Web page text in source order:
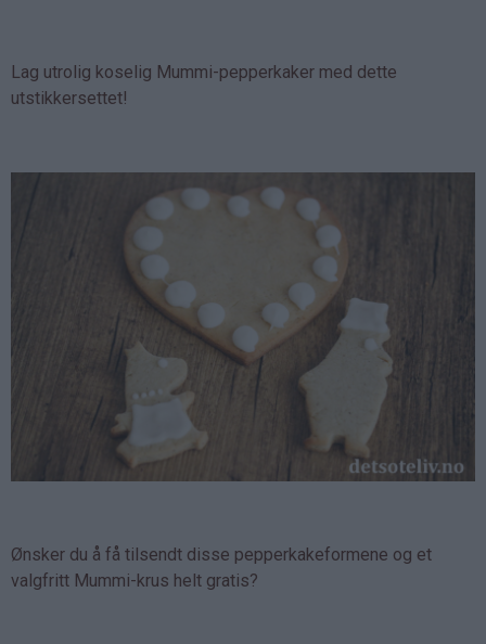
Lag utrolig koselig Mummi-pepperkaker med dette
utstikkersettet!
Ønsker du å få tilsendt disse pepperkakeformene og et
valgfritt Mummi-krus helt gratis?